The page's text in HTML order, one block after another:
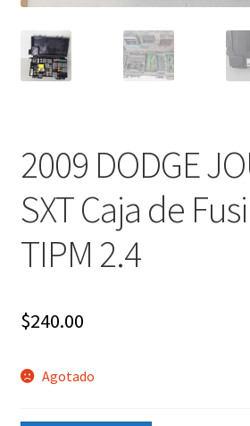
2009 DODGE
SXT Caja de
TIPM 2.4
$240.00
Agotado